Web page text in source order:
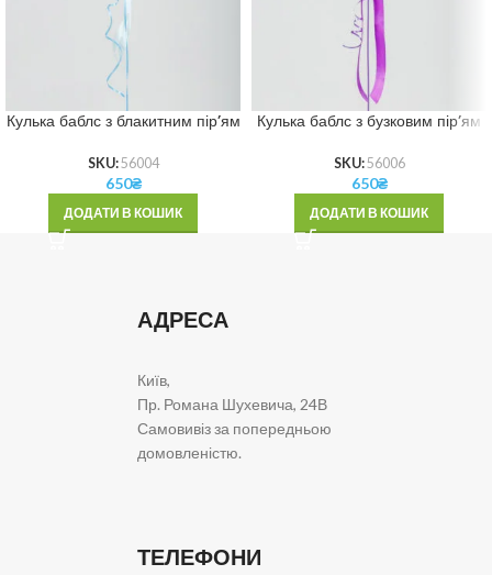
Кулька баблс з блакитним пір’ям
SKU:56004
650₴
ДОДАТИ В КОШИК
Кулька баблс з бузковим пір’ям
SKU:56006
650₴
ДОДАТИ В КОШИК
АДРЕСА
Київ,
Пр. Романа Шухевича, 24В
Самовивіз за попередньою
домовленістю.
ТЕЛЕФОНИ